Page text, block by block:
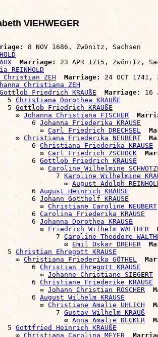
VIEHWEGER
8 NOV 1686, Zwönitz, Sachsen
Marriage:
23 APR 1715, Zwönitz,
REINHOLD
Christian ZEH Marriage:
24 OCT 1741,
Christiana ZEH
Gottlob Friedrich KRAUßE Marriage: 16
5
Christiana Dorothea KRAUßE
5
Gottlob Friedrich KRAUßE
∞
Johanna Christiana FISCHER
6
Johanna Friederika KRAUSE
∞
Carl Friedrich DRECHSEL
∞
Christiana Friederika NEUBERT
6
Christiana Friederika KRAUSE
∞
Carl Friedrich ZSCHOCK
6
Gottlob Friedrich KRAUSE
∞
Caroline Wilhelmine
7
Karoline Wilhelmine
∞
August Adolph
6
August Heinrich KRAUSE
6
Johann Gotthelf KRAUSE
∞
Christiane Caroline NEUBERT
6
Carolina Friederika KRAUSE
6
Johanna Dorothea KRAUSE
∞
Friedrich Wilhelm WALTHER
7
Caroline Theodore
∞
Emil Oskar DREHER
5
Christian Ehregott KRAUSE
∞
Christiana Friederika GÖTHEL
6
Christian Ehregott KRAUSE
∞
Johanne Christiane SIEGERT
6
Christiane Friederike KRAUSE
∞
Johann Christian ROSCHER
6
August Wilhelm KRAUSE
∞
Christiane Amalie UHLICH
7
Gustav Wilhelm KRAUß
∞
Anna Amalie DECKER
5
Gottfried Heinrich KRAUßE
∞
Christiana Carolina MEYER